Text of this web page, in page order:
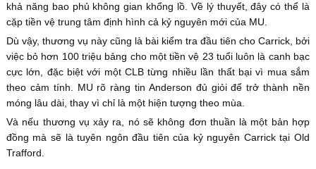
khả năng bao phủ không gian khổng lồ. Về lý thuyết, đây có thể là
cặp tiền vệ trung tâm định hình cả kỷ nguyên mới của MU.
Dù vậy, thương vụ này cũng là bài kiểm tra đầu tiên cho Carrick, bởi
việc bỏ hơn 100 triệu bảng cho một tiền vệ 23 tuổi luôn là canh bạc
cực lớn, đặc biệt với một CLB từng nhiều lần thất bại vì mua sắm
theo cảm tính. MU rõ ràng tin Anderson đủ giỏi để trở thành nền
móng lâu dài, thay vì chỉ là một hiện tượng theo mùa.
Và nếu thương vụ xảy ra, nó sẽ không đơn thuần là một bản hợp
đồng mà sẽ là tuyên ngôn đầu tiên của kỷ nguyên Carrick tại Old
Trafford.